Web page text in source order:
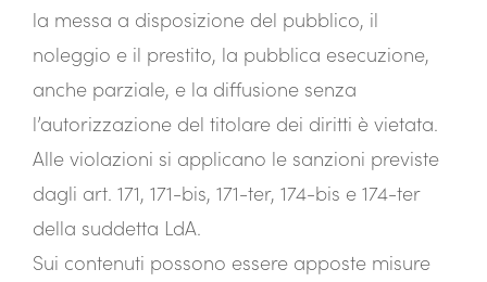
la messa a disposizione del pubblico, il
noleggio e il prestito, la pubblica esecuzione,
anche parziale, e la diffusione senza
l’autorizzazione del titolare dei diritti è vietata.
Alle violazioni si applicano le sanzioni previste
dagli art. 171, 171-bis, 171-ter, 174-bis e 174-ter
della suddetta LdA.
Sui contenuti possono essere apposte misure